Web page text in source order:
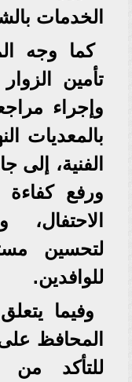
الخدمات
كما وجه
تأمين
وإجراء
بالمعديات
الفنية، إلى
ورفع كفاءة
الاحتفال،
لتحسين
للوافدين.
وفيما
المحافظ
للتأكد من